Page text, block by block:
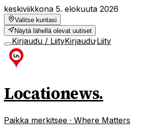
keskiviikkona 5. elokuuta 2026
Valitse kuntasi
Näytä lähellä olevat uutiset
Kirjaudu / LiityKirjaudu·Liity
Locationews.
Paikka merkitsee · Where Matters